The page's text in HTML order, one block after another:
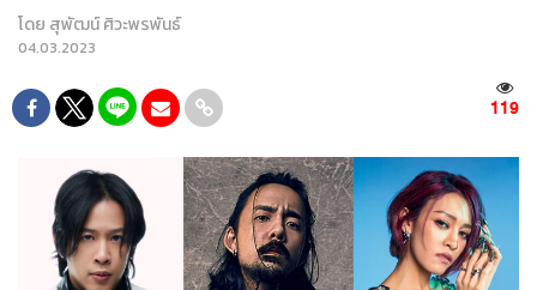
โดย สุพัฒน์ ศิวะพรพันธ์
04.03.2023
119